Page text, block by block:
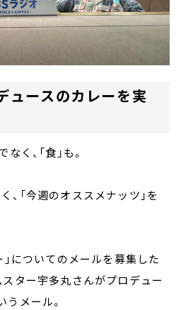
ュースのカレーを実
く、「食」も。
「今週のオススメナッツ」を
についてのメールを募集した
スター宇多丸さんがプロデュー
うメール。